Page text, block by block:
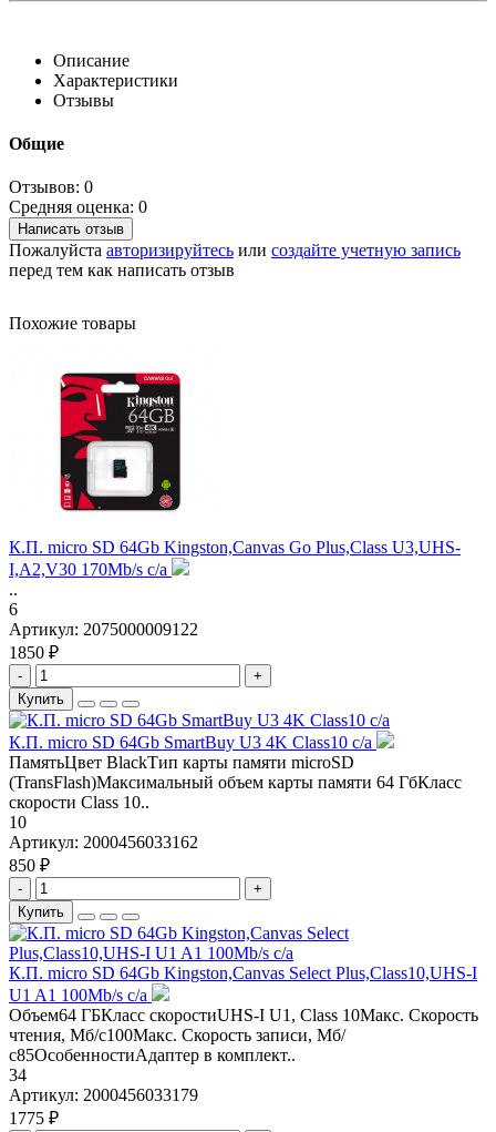
Описание
Характеристики
Отзывы
Общие
Отзывов: 0
Средняя оценка: 0
Написать отзыв
Пожалуйста авторизируйтесь или создайте учетную запись
перед тем как написать отзыв
Похожие товары
К.П. micro SD 64Gb Kingston,Canvas Go Plus,Class U3,UHS-
I,A2,V30 170Mb/s с/а
..
6
Артикул: 2075000009122
1850 ₽
-
+
Купить
К.П. micro SD 64Gb SmartBuy U3 4K Class10 с/а
ПамятьЦвет BlackТип карты памяти microSD
(TransFlash)Максимальный объем карты памяти 64 ГбКласс
скорости Class 10..
10
Артикул: 2000456033162
850 ₽
-
+
Купить
К.П. micro SD 64Gb Kingston,Canvas Select Plus,Class10,UHS-I
U1 A1 100Mb/s с/а
Объем64 ГБКласс скоростиUHS-I U1, Class 10Макс. Скорость
чтения, Мб/с100Макс. Скорость записи, Мб/
с85ОсобенностиАдаптер в комплект..
34
Артикул: 2000456033179
1775 ₽